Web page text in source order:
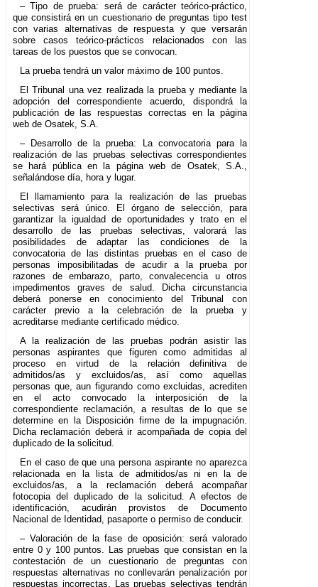
– Tipo de prueba: será de carácter teórico-práctico,
que consistirá en un cuestionario de preguntas tipo test
con varias alternativas de respuesta y que versarán
sobre casos teórico-prácticos relacionados con las
tareas de los puestos que se convocan.
La prueba tendrá un valor máximo de 100 puntos.
El Tribunal una vez realizada la prueba y mediante la
adopción del correspondiente acuerdo, dispondrá la
publicación de las respuestas correctas en la página
web de Osatek, S.A.
– Desarrollo de la prueba: La convocatoria para la
realización de las pruebas selectivas correspondientes
se hará pública en la página web de Osatek, S.A.,
señalándose día, hora y lugar.
El llamamiento para la realización de las pruebas
selectivas será único. El órgano de selección, para
garantizar la igualdad de oportunidades y trato en el
desarrollo de las pruebas selectivas, valorará las
posibilidades de adaptar las condiciones de la
convocatoria de las distintas pruebas en el caso de
personas imposibilitadas de acudir a la prueba por
razones de embarazo, parto, convalecencia u otros
impedimentos graves de salud. Dicha circunstancia
deberá ponerse en conocimiento del Tribunal con
carácter previo a la celebración de la prueba y
acreditarse mediante certificado médico.
A la realización de las pruebas podrán asistir las
personas aspirantes que figuren como admitidas al
proceso en virtud de la relación definitiva de
admitidos/as y excluidos/as, así como aquellas
personas que, aun figurando como excluidas, acrediten
en el acto convocado la interposición de la
correspondiente reclamación, a resultas de lo que se
determine en la Disposición firme de la impugnación.
Dicha reclamación deberá ir acompañada de copia del
duplicado de la solicitud.
En el caso de que una persona aspirante no aparezca
relacionada en la lista de admitidos/as ni en la de
excluidos/as, a la reclamación deberá acompañar
fotocopia del duplicado de la solicitud. A efectos de
identificación, acudirán provistos de Documento
Nacional de Identidad, pasaporte o permiso de conducir.
– Valoración de la fase de oposición: será valorado
entre 0 y 100 puntos. Las pruebas que consistan en la
contestación de un cuestionario de preguntas con
respuestas alternativas no conllevarán penalización por
respuestas incorrectas. Las pruebas selectivas tendrán